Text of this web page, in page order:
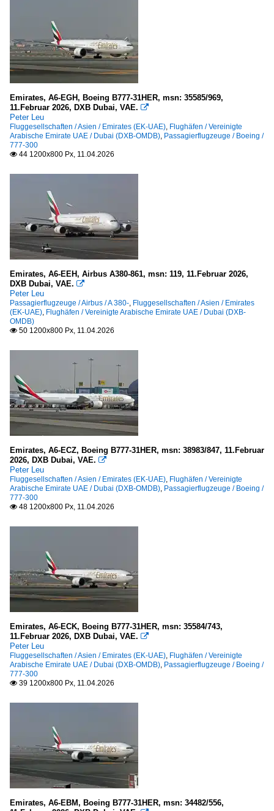
Emirates, A6-EGH, Boeing B777-31HER, msn: 35585/969,
11.Februar 2026, DXB Dubai, VAE. 
Peter Leu
Fluggesellschaften / Asien / Emirates (EK-UAE), Flughäfen / Vereinigte
Arabische Emirate UAE / Dubai (DXB-OMDB), Passagierflugzeuge / Boeing /
777-300
 44 1200x800 Px, 11.04.2026
Emirates, A6-EEH, Airbus A380-861, msn: 119, 11.Februar 2026,
DXB Dubai, VAE. 
Peter Leu
Passagierflugzeuge / Airbus / A 380-, Fluggesellschaften / Asien / Emirates
(EK-UAE), Flughäfen / Vereinigte Arabische Emirate UAE / Dubai (DXB-
OMDB)
 50 1200x800 Px, 11.04.2026
Emirates, A6-ECZ, Boeing B777-31HER, msn: 38983/847, 11.Februar
2026, DXB Dubai, VAE. 
Peter Leu
Fluggesellschaften / Asien / Emirates (EK-UAE), Flughäfen / Vereinigte
Arabische Emirate UAE / Dubai (DXB-OMDB), Passagierflugzeuge / Boeing /
777-300
 48 1200x800 Px, 11.04.2026
Emirates, A6-ECK, Boeing B777-31HER, msn: 35584/743,
11.Februar 2026, DXB Dubai, VAE. 
Peter Leu
Fluggesellschaften / Asien / Emirates (EK-UAE), Flughäfen / Vereinigte
Arabische Emirate UAE / Dubai (DXB-OMDB), Passagierflugzeuge / Boeing /
777-300
 39 1200x800 Px, 11.04.2026
Emirates, A6-EBM, Boeing B777-31HER, msn: 34482/556,